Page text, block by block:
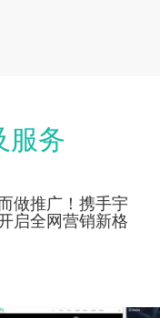
服务
做推广！携手宇
启全网营销新格